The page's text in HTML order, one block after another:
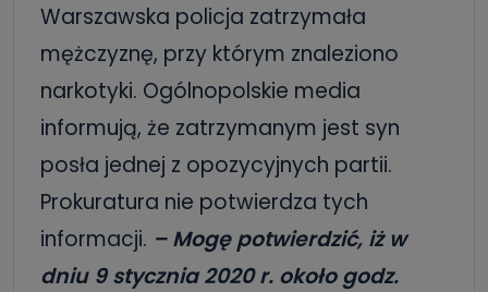
Warszawska policja zatrzymała
mężczyznę, przy którym znaleziono
narkotyki. Ogólnopolskie media
informują, że zatrzymanym jest syn
posła jednej z opozycyjnych partii.
Prokuratura nie potwierdza tych
informacji. – Mogę potwierdzić, iż w
dniu 9 stycznia 2020 r. około godz.